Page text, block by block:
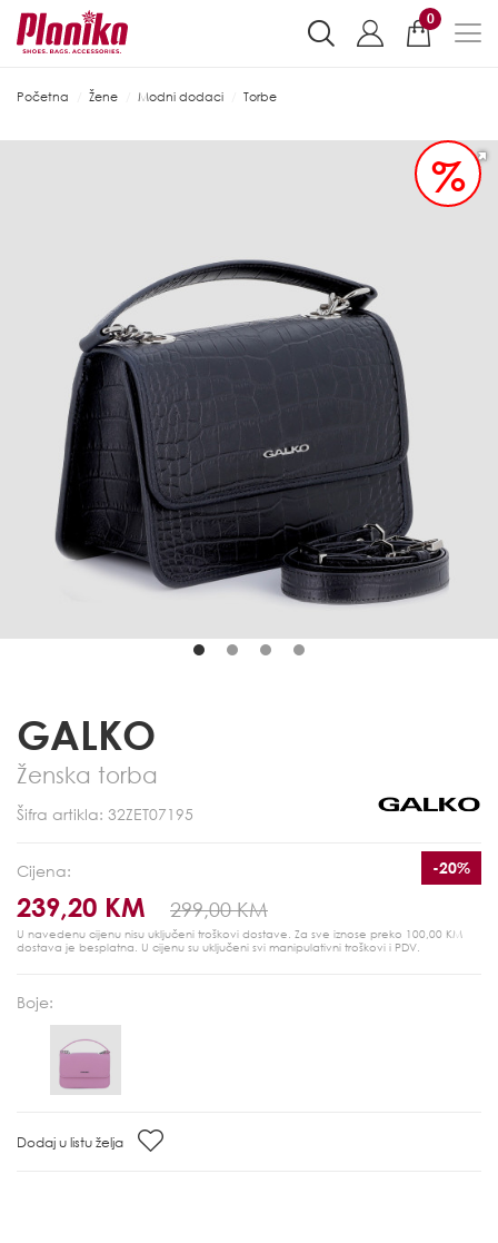
0
Početna Žene Modni dodaci Torbe
%
GALKO
Ženska torba
Šifra artikla: 32ZET07195
Cijena:
239,20 KM 299,00 KM
-20%
U navedenu cijenu nisu uključeni troškovi dostave. Za sve iznose preko 100,00 KM
dostava je besplatna. U cijenu su uključeni svi manipulativni troškovi i PDV.
Boje:
Dodaj u listu želja